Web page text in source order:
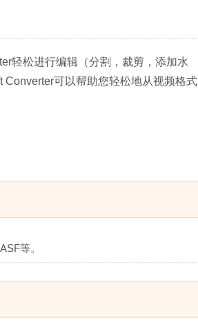
轻松进行编辑（分割，裁剪，添加水
可以帮助您轻松地从视频格式
等。